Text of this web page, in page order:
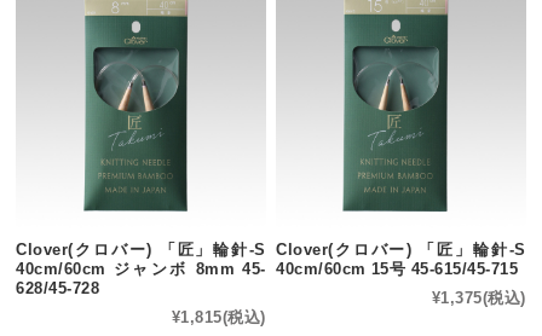
Clover(クロバー) 「匠」輪針-S
40cm/60cm ジャンボ 8mm 45-
628/45-728
¥1,815(税込)
Clover(クロバー) 「匠」輪針-S
40cm/60cm 15号 45-615/45-715
¥1,375(税込)